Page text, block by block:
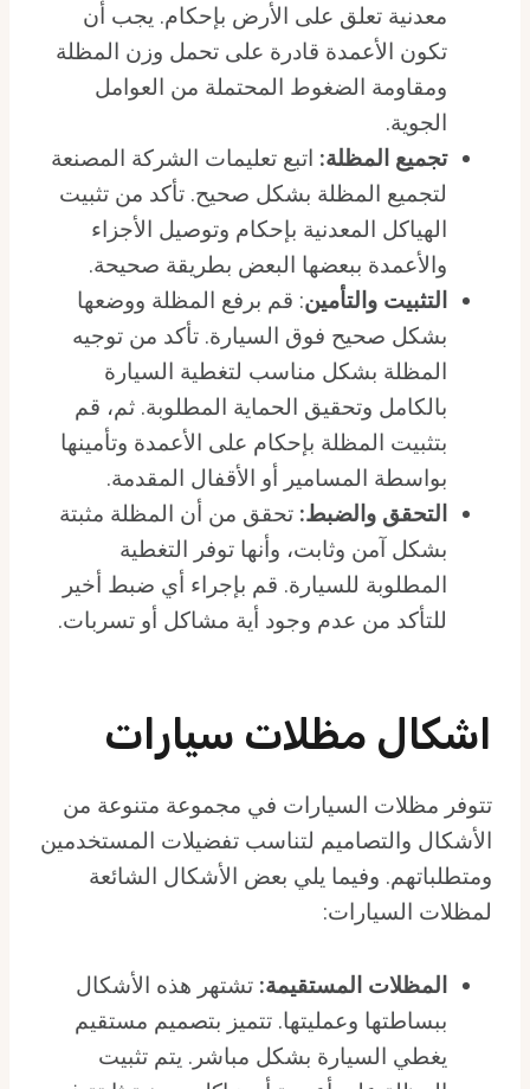
معدنية تعلق على الأرض بإحكام. يجب أن
تكون الأعمدة قادرة على تحمل وزن المظلة
ومقاومة الضغوط المحتملة من العوامل
الجوية.
تجميع المظلة: اتبع تعليمات الشركة المصنعة
لتجميع المظلة بشكل صحيح. تأكد من تثبيت
الهياكل المعدنية بإحكام وتوصيل الأجزاء
والأعمدة ببعضها البعض بطريقة صحيحة.
التثبيت والتأمين: قم برفع المظلة ووضعها
بشكل صحيح فوق السيارة. تأكد من توجيه
المظلة بشكل مناسب لتغطية السيارة
بالكامل وتحقيق الحماية المطلوبة. ثم، قم
بتثبيت المظلة بإحكام على الأعمدة وتأمينها
بواسطة المسامير أو الأقفال المقدمة.
التحقق والضبط: تحقق من أن المظلة مثبتة
بشكل آمن وثابت، وأنها توفر التغطية
المطلوبة للسيارة. قم بإجراء أي ضبط أخير
للتأكد من عدم وجود أية مشاكل أو تسربات.
اشكال مظلات سيارات
تتوفر مظلات السيارات في مجموعة متنوعة من
الأشكال والتصاميم لتناسب تفضيلات المستخدمين
ومتطلباتهم. وفيما يلي بعض الأشكال الشائعة
لمظلات السيارات:
المظلات المستقيمة: تشتهر هذه الأشكال
ببساطتها وعمليتها. تتميز بتصميم مستقيم
يغطي السيارة بشكل مباشر. يتم تثبيت